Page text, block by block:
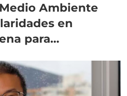
Ambiente
en
para